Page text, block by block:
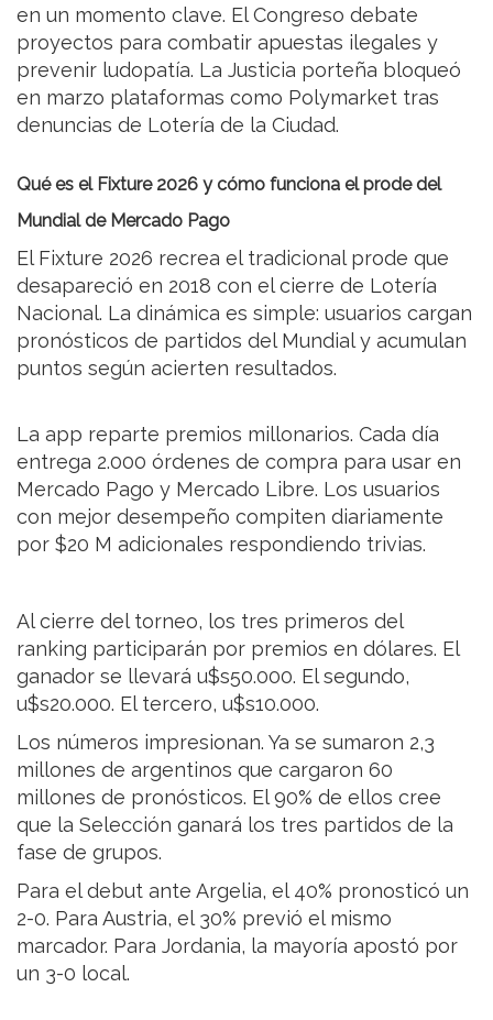
en un momento clave. El Congreso debate
proyectos para combatir apuestas ilegales y
prevenir ludopatía. La Justicia porteña bloqueó
en marzo plataformas como Polymarket tras
denuncias de Lotería de la Ciudad.
Qué es el Fixture 2026 y cómo funciona el prode del
Mundial de Mercado Pago
El Fixture 2026 recrea el tradicional prode que
desapareció en 2018 con el cierre de Lotería
Nacional. La dinámica es simple: usuarios cargan
pronósticos de partidos del Mundial y acumulan
puntos según acierten resultados.
La app reparte premios millonarios. Cada día
entrega 2.000 órdenes de compra para usar en
Mercado Pago y Mercado Libre. Los usuarios
con mejor desempeño compiten diariamente
por $20 M adicionales respondiendo trivias.
Al cierre del torneo, los tres primeros del
ranking participarán por premios en dólares. El
ganador se llevará u$s50.000. El segundo,
u$s20.000. El tercero, u$s10.000.
Los números impresionan. Ya se sumaron 2,3
millones de argentinos que cargaron 60
millones de pronósticos. El 90% de ellos cree
que la Selección ganará los tres partidos de la
fase de grupos.
Para el debut ante Argelia, el 40% pronosticó un
2-0. Para Austria, el 30% previó el mismo
marcador. Para Jordania, la mayoría apostó por
un 3-0 local.